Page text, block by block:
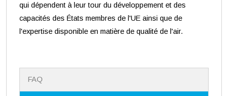
qui dépendent à leur tour du développement et des
capacités des États membres de l'UE ainsi que de
l'expertise disponible en matière de qualité de l'air.
v
FAQ